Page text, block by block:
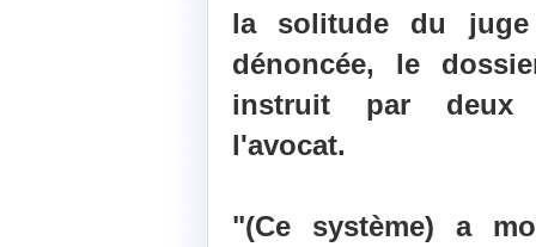
la solitude du juge
dénoncée, le
instruit par deux
l'avocat.
"(Ce système) a